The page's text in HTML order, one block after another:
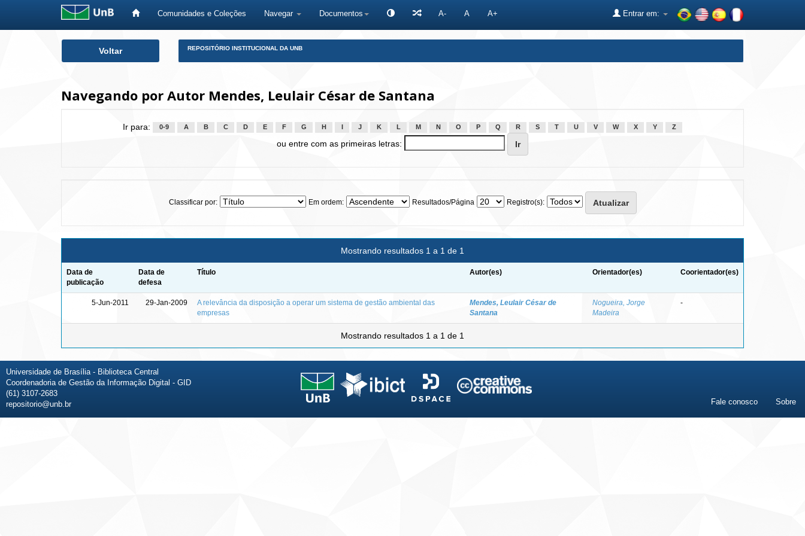
Comunidades e Coleções Navegar Documentos A- A A+ Entrar em:
Voltar REPOSITÓRIO INSTITUCIONAL DA UNB
Navegando por Autor Mendes, Leulair César de Santana
Ir para: 0-9 A B C D E F G H J K L M N O P Q R S T U V W X Y Z
ou entre com as primeiras letras:
Classificar por: Em ordem: Resultados/Página Registro(s):
Mostrando resultados 1 a 1 de 1
Data de
publicação
Data de
defesa
Título Autor(es) Orientador(es) Coorientador(es)
5-Jun-2011 29-Jan-2009
A relevância da disposição a operar um sistema de gestão ambiental das
empresas
Mendes, Leulair César de
Santana
Nogueira, Jorge
Madeira
-
Mostrando resultados 1 a 1 de 1
Universidade de Brasília - Biblioteca Central
Coordenadoria de Gestão da Informação Digital - GID
(61) 3107-2683
repositorio@unb.br
Fale conosco Sobre